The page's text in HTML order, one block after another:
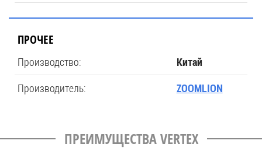
ПРОЧЕЕ
Производство: Китай
Производитель: ZOOMLION
ПРЕИМУЩЕСТВА VERTEX